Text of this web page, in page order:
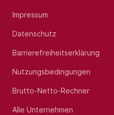
Impressum
Datenschutz
Barrierefreiheitserklärung
Nutzungsbedingungen
Brutto-Netto-Rechner
Alle Unternehmen